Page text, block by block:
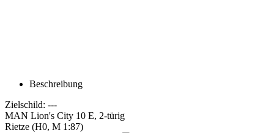
Beschreibung
Zielschild: ---
MAN Lion's City 10 E, 2-türig
Rietze (H0, M 1:87)